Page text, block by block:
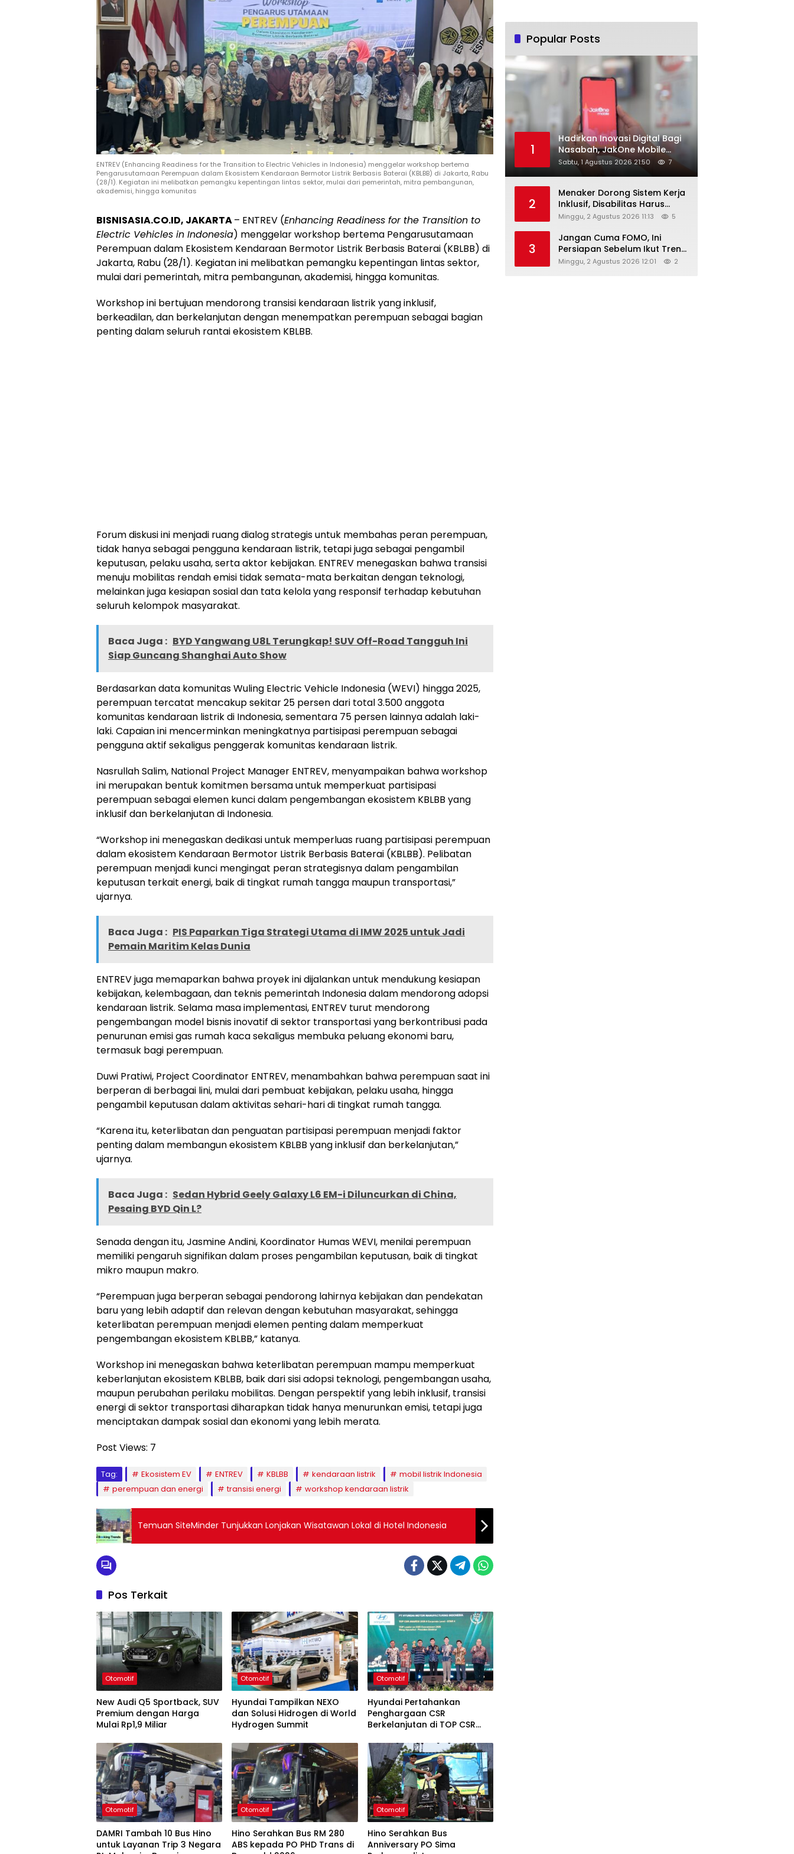
ENTREV (Enhancing Readiness for the Transition to Electric Vehicles in Indonesia) menggelar workshop bertema
Pengarusutamaan Perempuan dalam Ekosistem Kendaraan Bermotor Listrik Berbasis Baterai (KBLBB) di Jakarta, Rabu
(28/1). Kegiatan ini melibatkan pemangku kepentingan lintas sektor, mulai dari pemerintah, mitra pembangunan,
akademisi, hingga komunitas
BISNISASIA.CO.ID, JAKARTA– ENTREV (Enhancing Readiness for the Transition to
Electric Vehicles in Indonesia) menggelar workshop bertema Pengarusutamaan
Perempuan dalam Ekosistem Kendaraan Bermotor Listrik Berbasis Baterai (KBLBB) di
Jakarta, Rabu (28/1). Kegiatan ini melibatkan pemangku kepentingan lintas sektor,
mulai dari pemerintah, mitra pembangunan, akademisi, hingga komunitas.
Workshop ini bertujuan mendorong transisi kendaraan listrik yang inklusif,
berkeadilan, dan berkelanjutan dengan menempatkan perempuan sebagai bagian
penting dalam seluruh rantai ekosistem KBLBB.
Forum diskusi ini menjadi ruang dialog strategis untuk membahas peran perempuan,
tidak hanya sebagai pengguna kendaraan listrik, tetapi juga sebagai pengambil
keputusan, pelaku usaha, serta aktor kebijakan. ENTREV menegaskan bahwa transisi
menuju mobilitas rendah emisi tidak semata-mata berkaitan dengan teknologi,
melainkan juga kesiapan sosial dan tata kelola yang responsif terhadap kebutuhan
seluruh kelompok masyarakat.
Baca Juga : BYD Yangwang U8L Terungkap! SUV Off-Road Tangguh Ini
Siap Guncang Shanghai Auto Show
Berdasarkan data komunitas Wuling Electric Vehicle Indonesia (WEVI) hingga 2025,
perempuan tercatat mencakup sekitar 25 persen dari total 3.500 anggota
komunitas kendaraan listrik di Indonesia, sementara 75 persen lainnya adalah laki-
laki. Capaian ini mencerminkan meningkatnya partisipasi perempuan sebagai
pengguna aktif sekaligus penggerak komunitas kendaraan listrik.
Nasrullah Salim, National Project Manager ENTREV, menyampaikan bahwa workshop
ini merupakan bentuk komitmen bersama untuk memperkuat partisipasi
perempuan sebagai elemen kunci dalam pengembangan ekosistem KBLBB yang
inklusif dan berkelanjutan di Indonesia.
“Workshop ini menegaskan dedikasi untuk memperluas ruang partisipasi perempuan
dalam ekosistem Kendaraan Bermotor Listrik Berbasis Baterai (KBLBB). Pelibatan
perempuan menjadi kunci mengingat peran strategisnya dalam pengambilan
keputusan terkait energi, baik di tingkat rumah tangga maupun transportasi,”
ujarnya.
Baca Juga : PIS Paparkan Tiga Strategi Utama di IMW 2025 untuk Jadi
Pemain Maritim Kelas Dunia
ENTREV juga memaparkan bahwa proyek ini dijalankan untuk mendukung kesiapan
kebijakan, kelembagaan, dan teknis pemerintah Indonesia dalam mendorong adopsi
kendaraan listrik. Selama masa implementasi, ENTREV turut mendorong
pengembangan model bisnis inovatif di sektor transportasi yang berkontribusi pada
penurunan emisi gas rumah kaca sekaligus membuka peluang ekonomi baru,
termasuk bagi perempuan.
Duwi Pratiwi, Project Coordinator ENTREV, menambahkan bahwa perempuan saat ini
berperan di berbagai lini, mulai dari pembuat kebijakan, pelaku usaha, hingga
pengambil keputusan dalam aktivitas sehari-hari di tingkat rumah tangga.
“Karena itu, keterlibatan dan penguatan partisipasi perempuan menjadi faktor
penting dalam membangun ekosistem KBLBB yang inklusif dan berkelanjutan,”
ujarnya.
Baca Juga : Sedan Hybrid Geely Galaxy L6 EM-i Diluncurkan di China,
Pesaing BYD Qin L?
Senada dengan itu, Jasmine Andini, Koordinator Humas WEVI, menilai perempuan
memiliki pengaruh signifikan dalam proses pengambilan keputusan, baik di tingkat
mikro maupun makro.
“Perempuan juga berperan sebagai pendorong lahirnya kebijakan dan pendekatan
baru yang lebih adaptif dan relevan dengan kebutuhan masyarakat, sehingga
keterlibatan perempuan menjadi elemen penting dalam memperkuat
pengembangan ekosistem KBLBB,” katanya.
Workshop ini menegaskan bahwa keterlibatan perempuan mampu memperkuat
keberlanjutan ekosistem KBLBB, baik dari sisi adopsi teknologi, pengembangan usaha,
maupun perubahan perilaku mobilitas. Dengan perspektif yang lebih inklusif, transisi
energi di sektor transportasi diharapkan tidak hanya menurunkan emisi, tetapi juga
menciptakan dampak sosial dan ekonomi yang lebih merata.
Post Views: 7
Tag: Ekosistem EV ENTREV KBLBB kendaraan listrik
mobil listrik Indonesia
perempuan dan energi
transisi energi workshop kendaraan listrik
Temuan SiteMinder Tunjukkan Lonjakan Wisatawan Lokal di Hotel Indonesia
Pos Terkait
Otomotif
New Audi Q5 Sportback, SUV
Premium dengan Harga
Mulai Rp1,9 Miliar
Otomotif
Hyundai Tampilkan NEXO
dan Solusi Hidrogen di World
Hydrogen Summit
Otomotif
Hyundai Pertahankan
Penghargaan CSR
Berkelanjutan di TOP CSR
Otomotif
DAMRI Tambah 10 Bus Hino
untuk Layanan Trip 3 Negara
Otomotif
Hino Serahkan Bus RM 280
ABS kepada PO PHD Trans di
Otomotif
Hino Serahkan Bus
Anniversary PO Sima
Popular Posts
1
Hadirkan Inovasi Digital Bagi
Nasabah, JakOne Mobile
Antar Bank Jakarta Sukses
Raih Digital Excellence
Sabtu, 1 Agustus 2026 21:50 7
2
Menaker Dorong Sistem Kerja
Inklusif, Disabilitas Harus
Dapat Kesempatan Setara
Minggu, 2 Agustus 2026 11:13 5
3
Jangan Cuma FOMO, Ini
Persiapan Sebelum Ikut Tren
Hyrox
Minggu, 2 Agustus 2026 12:01 2